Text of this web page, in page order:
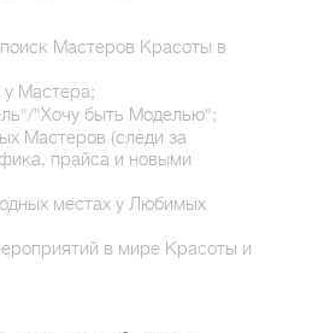
Мастеров Красоты в
Мастера;
"Хочу быть Моделью";
Мастеров (следи за
прайса и новыми
местах у Любимых
в мире Красоты и